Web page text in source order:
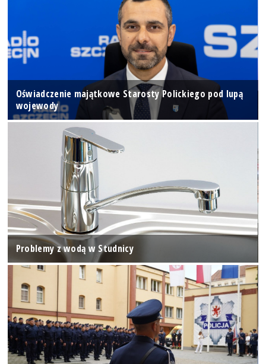
Oświadczenie majątkowe Starosty Polickiego pod lupą
wojewody
Problemy z wodą w Studnicy